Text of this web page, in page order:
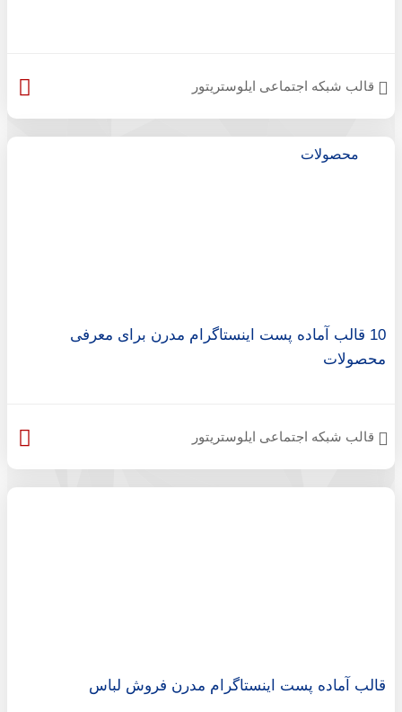
قالب شبکه اجتماعی ایلوستریتور
10 قالب آماده پست اینستاگرام مدرن برای معرفی
محصولات
قالب شبکه اجتماعی ایلوستریتور
قالب آماده پست اینستاگرام مدرن فروش لباس